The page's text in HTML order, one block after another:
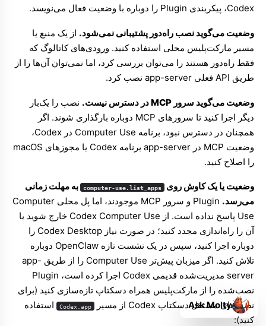
Codex، پیکربندی Plugin را دوباره با وضعیت فعال می‌نویسد.
وضعیت می‌گوید نصب راه‌دور پشتیبانی نمی‌شود. از یک منبع یا
مسیر مارکت‌پلیس محلی استفاده کنید. ورودی‌های کاتالوگ که
فقط راه‌دور هستند را می‌توان بررسی کرد، اما نمی‌توان آن‌ها را از
طریق API فعلی app-server نصب کرد.
وضعیت می‌گوید سرور MCP در دسترس نیست.
نصب را یک‌بار
دیگر اجرا کنید تا سرورهای MCP دوباره بارگذاری شوند. اگر
همچنان در دسترس نبود، برنامه Computer Use در Codex،
وضعیت MCP در app-server برنامه Codex یا مجوزهای macOS
را اصلاح کنید.
وضعیت یا یک کاوش روی computer-use.list_apps به مهلت زمانی
می‌رسد.
Plugin و سرور MCP موجودند، اما پل محلی Computer
Use پاسخ نداده است. از Codex Computer Use خارج شوید یا
آن را راه‌اندازی مجدد کنید؛ در صورت نیاز Codex Desktop را
دوباره اجرا کنید، سپس در یک نشست تازه OpenClaw دوباره
تلاش کنید. اگر میزبان پیش‌تر Computer Use را از طریق app-
server مدیریت‌شده قدیمی Codex اجرا کرده است، Plugin
نصب‌شده را از مارکت‌پلیس همراه دسکتاپ تازه‌سازی کنید (برای
نصب‌های مستقل دسکتاپ Codex از مسیر
Codex.app استفاده
کنید):
Ask Molty